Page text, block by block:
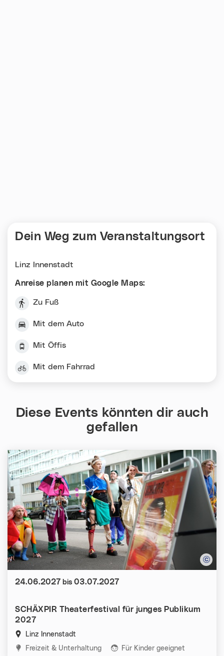
Dein Weg zum Veranstaltungsort
Linz Innenstadt
Anreise planen mit Google Maps:
Zu Fuß
Mit dem Auto
Mit Öffis
Mit dem Fahrrad
Diese Events könnten dir auch
gefallen
SCHÄXPIR Theaterfestival für junges Publikum
2027
Linz Innenstadt
Kategorien:
Freizeit & Unterhaltung Für Kinder geeignet
Datum:
24.06.2027 bis 03.07.2027